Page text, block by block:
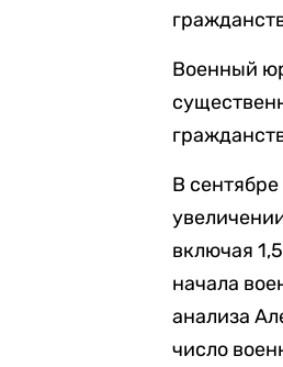
Военный
В
включая
начала
анализа
число